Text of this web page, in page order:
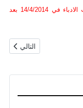
ادرج في قائمة الشرف الوطني المصري - باب الادباء في 14/4/2014 بعد
(بنت الشاطئ) المقال
التالي